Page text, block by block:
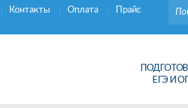
Контакты Оплата Прайс
ЕГЭ И